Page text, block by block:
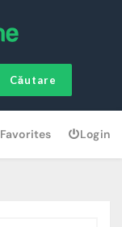
Căutare
Favorites Login